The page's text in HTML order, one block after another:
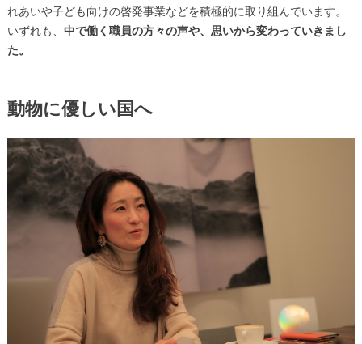
れあいや子ども向けの啓発事業などを積極的に取り組んでいます。
いずれも、 中で働く職員の方々の声や、思いから変わっていきまし
た。
動物に優しい国へ